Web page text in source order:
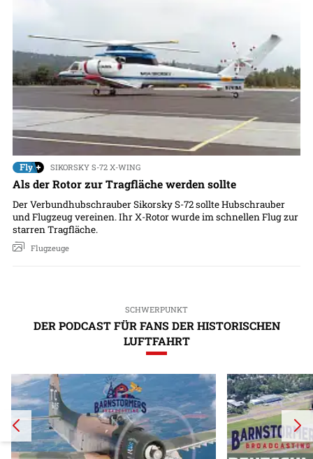
SIKORSKY S-72 X-WING
Als der Rotor zur Tragfläche werden sollte
Der Verbundhubschrauber Sikorsky S-72 sollte Hubschrauber
und Flugzeug vereinen. Ihr X-Rotor wurde im schnellen Flug zur
starren Tragfläche.
Flugzeuge
SCHWERPUNKT
DER PODCAST FÜR FANS DER HISTORISCHEN
LUFTFAHRT